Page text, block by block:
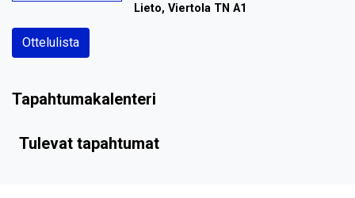
Lieto, Viertola TN A1
Ottelulista
Tapahtumakalenteri
Tulevat tapahtumat